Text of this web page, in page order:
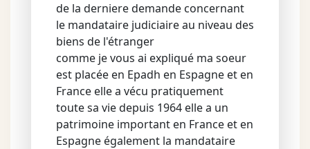
de la derniere demande concernant
le mandataire judiciaire au niveau des
biens de l'étranger
comme je vous ai expliqué ma soeur
est placée en Epadh en Espagne et en
France elle a vécu pratiquement
toute sa vie depuis 1964 elle a un
patrimoine important en France et en
Espagne également la mandataire